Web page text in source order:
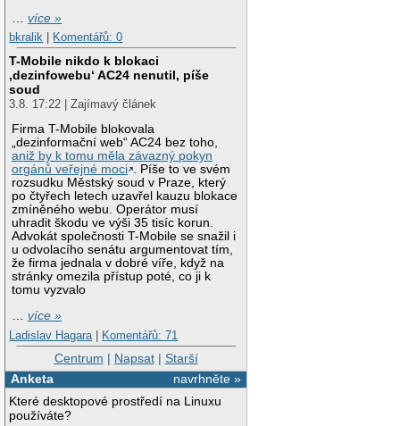
…více »
bkralik
Komentářů: 0
T-Mobile nikdo k blokaci
‚dezinfowebu‘ AC24 nenutil, píše
soud
3.8. 17:22 | Zajímavý článek
Firma T-Mobile blokovala
„dezinformační web“ AC24 bez toho,
aniž by k tomu měla závazný pokyn
orgánů veřejné moci . Píše to ve svém
rozsudku Městský soud v Praze, který
po čtyřech letech uzavřel kauzu blokace
zmíněného webu. Operátor musí
uhradit škodu ve výši 35 tisíc korun.
Advokát společnosti T-Mobile se snažil i
u odvolacího senátu argumentovat tím,
že firma jednala v dobré víře, když na
stránky omezila přístup poté, co ji k
tomu vyzvalo
…více »
Ladislav Hagara | Komentářů: 71
Centrum | Napsat| Starší
navrhněte »
Anketa
Které desktopové prostředí na Linuxu
používáte?